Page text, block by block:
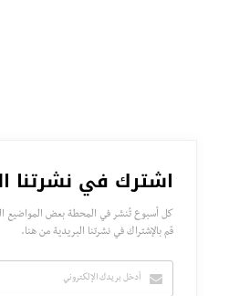
اشترك في نشرتنا
كل أسبوع تُنشر في المحطة بعض المواضيع
قم بالإشتراك في نشرتنا البريدية من هنا.